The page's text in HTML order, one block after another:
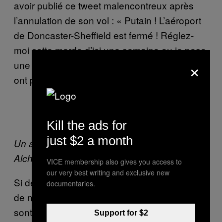
avoir publié ce tweet malencontreux après
l’annulation de son vol : « Putain ! L’aéroport
de Doncaster-Sheffield est fermé ! Réglez-
moi cette merde d’ici une semaine ou je pose
une bombe dans l’aéroport ! » Les autorités
ont pris la menace très au sérieux.
Un autre commentaire assez galant de Zane
Alchin. Image viaFacebook
Si de telles affaires font la une de la presse,
de nombreux cas restent dans l’ombre et ne
sont jamais punis par la loi – notamment
×
Kill the ads for
just $2 a month
VICE membership also gives you access to
our very best writing and exclusive new
documentaries.
Support for $2